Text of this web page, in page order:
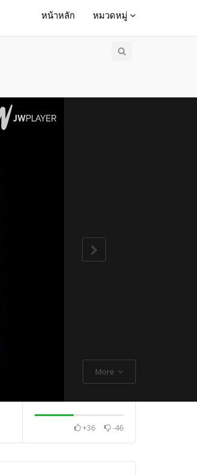
หน้าหลัก หมวดหมู่
More
+36 -46